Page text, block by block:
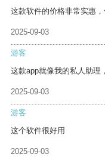
这款软件的价格非常实惠，
2025-09-03
游客
这款app就像我的私人助理
2025-09-03
游客
这个软件很好用
2025-09-03